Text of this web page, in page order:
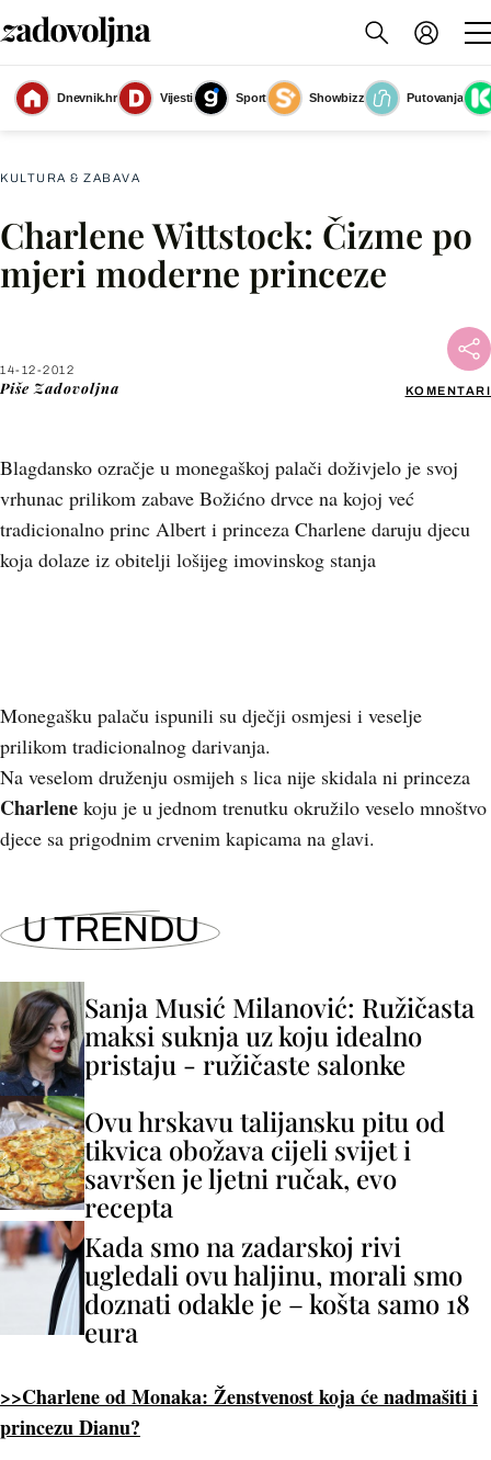
Dnevnik.hr Vijesti Sport Showbizz
Putovanja
Slika nije dostupna
KULTURA & ZABAVA
Charlene Wittstock: Čizme po
mjeri moderne princeze
14-12-2012
Piše Zadovoljna KOMENTARI
Blagdansko ozračje u monegaškoj palači doživjelo je svoj
vrhunac prilikom zabave Božićno drvce na kojoj već
tradicionalno princ Albert i princeza Charlene daruju djecu
koja dolaze iz obitelji lošijeg imovinskog stanja
Facebook
Monegašku palaču ispunili su dječji osmjesi i veselje
prilikom tradicionalnog darivanja.
Na veselom druženju osmijeh s lica nije skidala ni princeza
Charlene koju je u jednom trenutku okružilo veselo mnoštvo
djece sa prigodnim crvenim kapicama na glavi.
U TRENDU
Sanja Musić Milanović: Ružičasta
maksi suknja uz koju idealno
pristaju - ružičaste salonke
Ovu hrskavu talijansku pitu od
tikvica obožava cijeli svijet i
savršen je ljetni ručak, evo
recepta
Kada smo na zadarskoj rivi
ugledali ovu haljinu, morali smo
doznati odakle je – košta samo 18
eura
>>Charlene od Monaka: Ženstvenost koja će nadmašiti i
princezu Dianu?